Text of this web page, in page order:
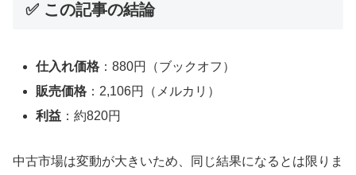
✅ この記事の結論
仕入れ価格 ：880円（ブックオフ）
販売価格 ：2,106円（メルカリ）
利益 ：約820円
中古市場は変動が大きいため、同じ結果になるとは限りま